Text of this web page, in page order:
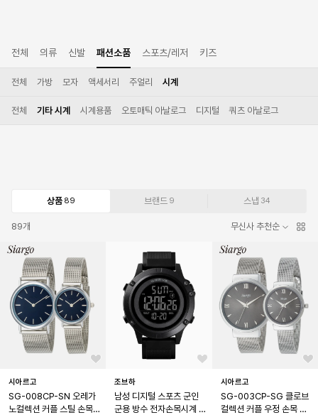
전체 의류 신발 패션소품 스포츠/레저 키즈
전체 가방 모자 액세서리 주얼리 시계
전체 기타 시계 시계용품 오토매틱 아날로그 디지털 쿼츠 아날로그
상품 89 브랜드 9 스냅 34
89개 무신사 추천순
시아르고
SG-008CP-SN 오레가
노컬렉션 커플 스틸 손목
조브하
남성 디지털 스포츠 군인
군용 방수 전자손목시계 1
시아르고
SG-003CP-SG 클로브
컬렉션 커플 우정 손목 시